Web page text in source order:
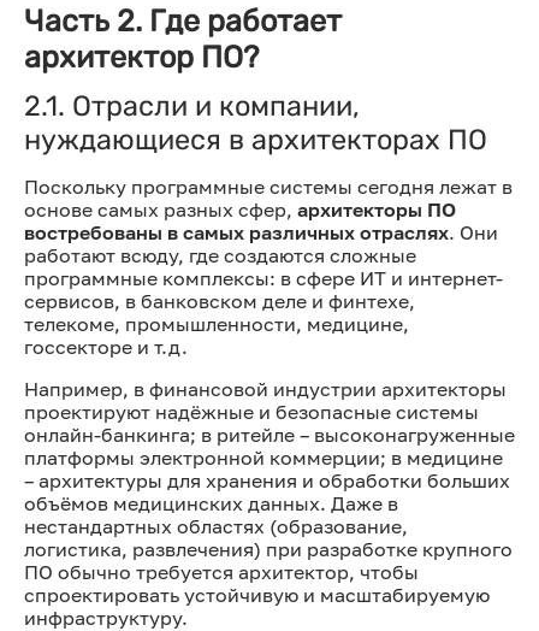
Часть 2. Где работает
архитектор ПО?
2.1. Отрасли и компании,
нуждающиеся в архитекторах ПО
Поскольку программные системы сегодня лежат в
основе самых разных сфер, архитекторы ПО
востребованы в самых различных отраслях. Они
работают всюду, где создаются сложные
программные комплексы: в сфере ИТ и интернет-
сервисов, в банковском деле и финтехе,
телекоме, промышленности, медицине,
госсекторе и т.д.
Например, в финансовой индустрии архитекторы
проектируют надёжные и безопасные системы
онлайн-банкинга; в ритейле – высоконагруженные
платформы электронной коммерции; в медицине
– архитектуры для хранения и обработки больших
объёмов медицинских данных. Даже в
нестандартных областях (образование,
логистика, развлечения) при разработке крупного
ПО обычно требуется архитектор, чтобы
спроектировать устойчивую и масштабируемую
инфраструктуру.